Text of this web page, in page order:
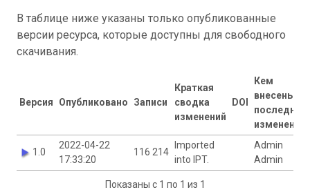
В таблице ниже указаны только опубликованные
версии ресурса, которые доступны для свободного
скачивания.
Версия Опубликовано Записи
Краткая
сводка
изменений
DOI
Кем
внесены
последние
изменения
1.0
2022-04-22
17:33:20
116 214
Imported
into IPT.
Admin
Admin
Показаны с 1 по 1 из 1